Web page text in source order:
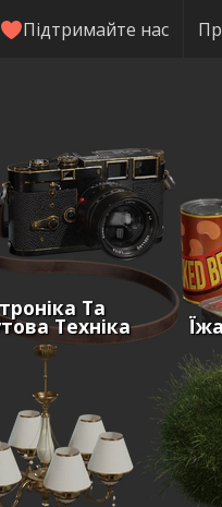
Підтримайте нас
Та
Техніка